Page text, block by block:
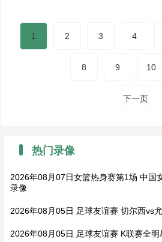
1 2 3 4
8 9 10
下一页
热门录像
2026年08月07日女篮热身赛第1场 中国
录像
2026年08月05日 足球友谊赛 切尔西vs
2026年08月05日 足球友谊赛 K联赛全